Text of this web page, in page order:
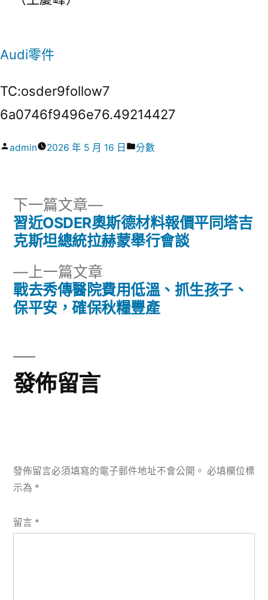
Audi零件
TC:osder9follow7
6a0746f9496e76.49214427
作
admin 2026 年 5 月 16 日
分
分數
文
導
覽
上一篇文章
一
篇
戰去秀傳醫院費用低溫、抓生孩子、
保平安，確保秋糧豐產
下一篇文章
下
一
篇
習近OSDER奧斯德材料報價平同塔吉
克斯坦總統拉赫蒙舉行會談
發佈留言
發佈留言必須填寫的電子郵件地址不會公開。 必填欄位標
示為 *
留言 *